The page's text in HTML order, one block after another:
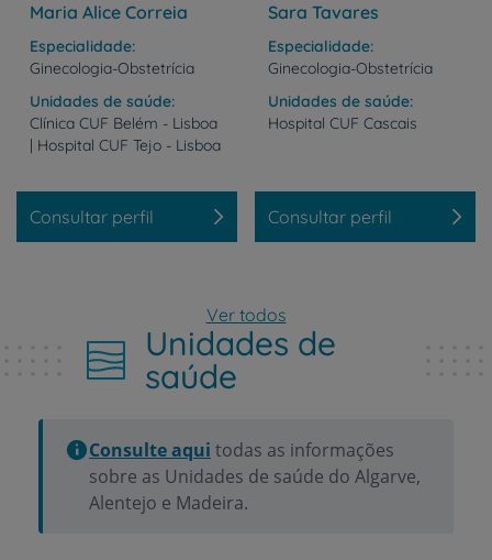
Maria Alice Correia
Especialidade
Ginecologia-Obstetrícia
Unidades de saúde
Clínica CUF Belém - Lisboa
| Hospital CUF Tejo - Lisboa
Consultar perfil
Sara Tavares
Especialidade
Ginecologia-Obstetrícia
Unidades de saúde
Hospital CUF Cascais
Consultar perfil
Ver todos
Unidades de
saúde
Consulte aqui todas as informações
sobre as Unidades de saúde do Algarve,
Alentejo e Madeira.